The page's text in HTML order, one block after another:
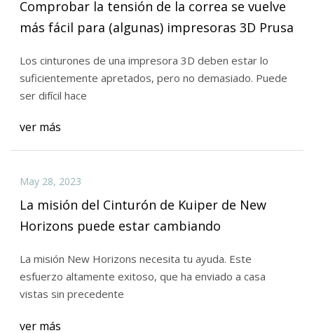
Comprobar la tensión de la correa se vuelve
más fácil para (algunas) impresoras 3D Prusa
Los cinturones de una impresora 3D deben estar lo
suficientemente apretados, pero no demasiado. Puede
ser difícil hace
ver más
May 28, 2023
La misión del Cinturón de Kuiper de New
Horizons puede estar cambiando
La misión New Horizons necesita tu ayuda. Este
esfuerzo altamente exitoso, que ha enviado a casa
vistas sin precedente
ver más